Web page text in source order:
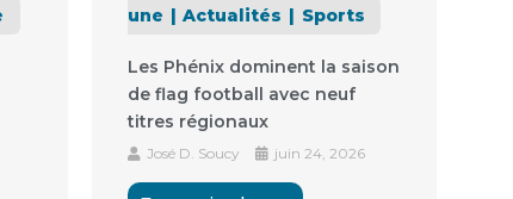
une
Actualités Sports
Les Phénix dominent la saison
de flag football avec neuf
titres régionaux
José D. Soucy juin 24, 2026